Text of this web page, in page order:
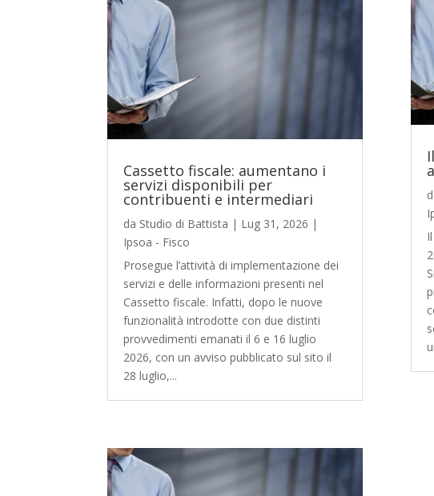
Cassetto fiscale: aumentano i
servizi disponibili per
contribuenti e intermediari
da Studio di Battista | Lug 31, 2026 |
Ipsoa - Fisco
Prosegue l’attività di implementazione dei
servizi e delle informazioni presenti nel
Cassetto fiscale. Infatti, dopo le nuove
funzionalità introdotte con due distinti
provvedimenti emanati il 6 e 16 luglio
2026, con un avviso pubblicato sul sito il
28 luglio,...